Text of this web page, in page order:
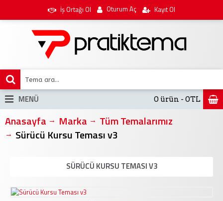
İş Ortağı Ol Oturum Aç Kayıt Ol
0 ürün - 0TL
MENÜ
Anasayfa Marka
Tüm Temalarımız
Sürücü Kursu Teması v3
SÜRÜCÜ KURSU TEMASI V3